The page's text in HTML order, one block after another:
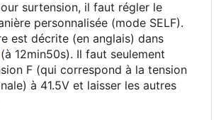
surtension, il faut régler le
personnalisée (mode SELF).
est décrite (en anglais) dans
(à 12min50s). Il faut seulement
F (qui correspond à la tension
à 41.5V et laisser les autres